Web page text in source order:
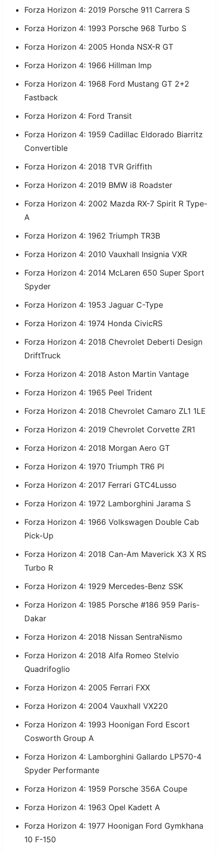
Forza Horizon 4: 2019 Porsche 911 Carrera S
Forza Horizon 4: 1993 Porsche 968 Turbo S
Forza Horizon 4: 2005 Honda NSX-R GT
Forza Horizon 4: 1966 Hillman Imp
Forza Horizon 4: 1968 Ford Mustang GT 2+2
Fastback
Forza Horizon 4: Ford Transit
Forza Horizon 4: 1959 Cadillac Eldorado Biarritz
Convertible
Forza Horizon 4: 2018 TVR Griffith
Forza Horizon 4: 2019 BMW i8 Roadster
Forza Horizon 4: 2002 Mazda RX-7 Spirit R Type-
A
Forza Horizon 4: 1962 Triumph TR3B
Forza Horizon 4: 2010 Vauxhall Insignia VXR
Forza Horizon 4: 2014 McLaren 650 Super Sport
Spyder
Forza Horizon 4: 1953 Jaguar C-Type
Forza Horizon 4: 1974 Honda CivicRS
Forza Horizon 4: 2018 Chevrolet Deberti Design
DriftTruck
Forza Horizon 4: 2018 Aston Martin Vantage
Forza Horizon 4: 1965 Peel Trident
Forza Horizon 4: 2018 Chevrolet Camaro ZL1 1LE
Forza Horizon 4: 2019 Chevrolet Corvette ZR1
Forza Horizon 4: 2018 Morgan Aero GT
Forza Horizon 4: 1970 Triumph TR6 PI
Forza Horizon 4: 2017 Ferrari GTC4Lusso
Forza Horizon 4: 1972 Lamborghini Jarama S
Forza Horizon 4: 1966 Volkswagen Double Cab
Pick-Up
Forza Horizon 4: 2018 Can-Am Maverick X3 X RS
Turbo R
Forza Horizon 4: 1929 Mercedes-Benz SSK
Forza Horizon 4: 1985 Porsche #186 959 Paris-
Dakar
Forza Horizon 4: 2018 Nissan SentraNismo
Forza Horizon 4: 2018 Alfa Romeo Stelvio
Quadrifoglio
Forza Horizon 4: 2005 Ferrari FXX
Forza Horizon 4: 2004 Vauxhall VX220
Forza Horizon 4: 1993 Hoonigan Ford Escort
Cosworth Group A
Forza Horizon 4: Lamborghini Gallardo LP570-4
Spyder Performante
Forza Horizon 4: 1959 Porsche 356A Coupe
Forza Horizon 4: 1963 Opel Kadett A
Forza Horizon 4: 1977 Hoonigan Ford Gymkhana
10 F-150